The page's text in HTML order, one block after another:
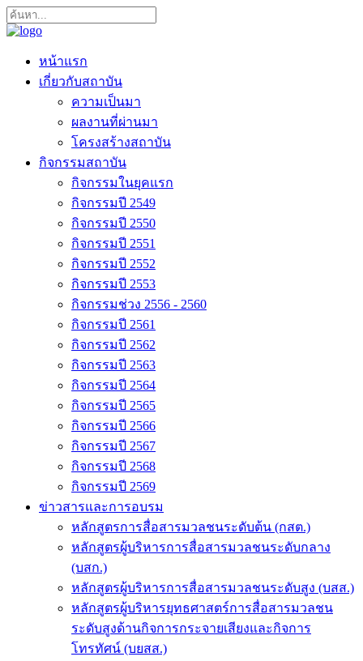
หน้าแรก
เกี่ยวกับสถาบัน
ความเป็นมา
ผลงานที่ผ่านมา
โครงสร้างสถาบัน
กิจกรรมสถาบัน
กิจกรรมในยุคแรก
กิจกรรมปี 2549
กิจกรรมปี 2550
กิจกรรมปี 2551
กิจกรรมปี 2552
กิจกรรมปี 2553
กิจกรรมช่วง 2556 - 2560
กิจกรรมปี 2561
กิจกรรมปี 2562
กิจกรรมปี 2563
กิจกรรมปี 2564
กิจกรรมปี 2565
กิจกรรมปี 2566
กิจกรรมปี 2567
กิจกรรมปี 2568
กิจกรรมปี 2569
ข่าวสารและการอบรม
หลักสูตรการสื่อสารมวลชนระดับต้น (กสต.)
หลักสูตรผู้บริหารการสื่อสารมวลชนระดับกลาง
(บสก.)
หลักสูตรผู้บริหารการสื่อสารมวลชนระดับสูง (บสส.)
หลักสูตรผู้บริหารยุทธศาสตร์การสื่อสารมวลชน
ระดับสูงด้านกิจการกระจายเสียงและกิจการ
โทรทัศน์ (บยสส.)